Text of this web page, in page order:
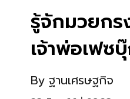
รู้จักมวยกร
เจ้าพ่อเฟซ
By ฐานเศรษฐกิจ